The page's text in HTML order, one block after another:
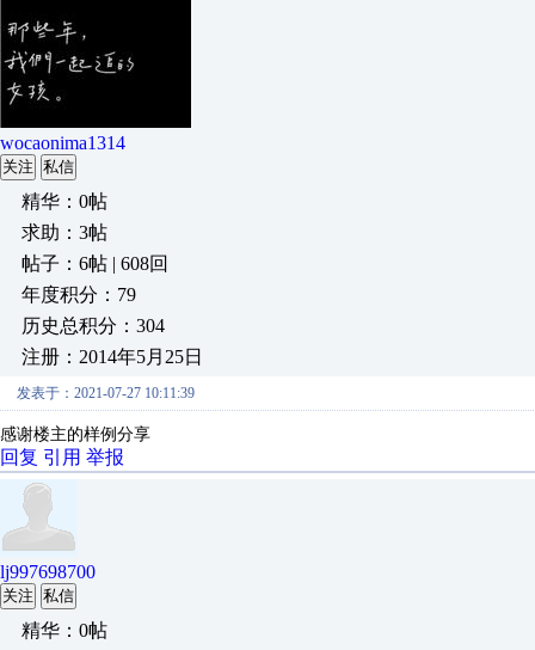
wocaonima1314
关注 私信
精华：0帖
求助：3帖
帖子：6帖 | 608回
年度积分：79
历史总积分：304
注册：2014年5月25日
发表于：2021-07-27 10:11:39
感谢楼主的样例分享
回复 引用 举报
lj997698700
关注 私信
精华：0帖